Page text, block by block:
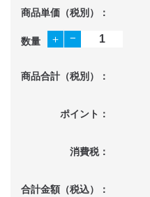
商品単価（税別）：
数量 ＋ −
商品合計（税別）：
ポイント：
消費税：
合計金額（税込）：